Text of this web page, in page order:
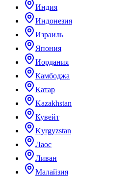
Индия
Индонезия
Израиль
Япония
Иордания
Камбоджа
Катар
Kazakhstan
Кувейт
Kyrgyzstan
Лаос
Ливан
Малайзия